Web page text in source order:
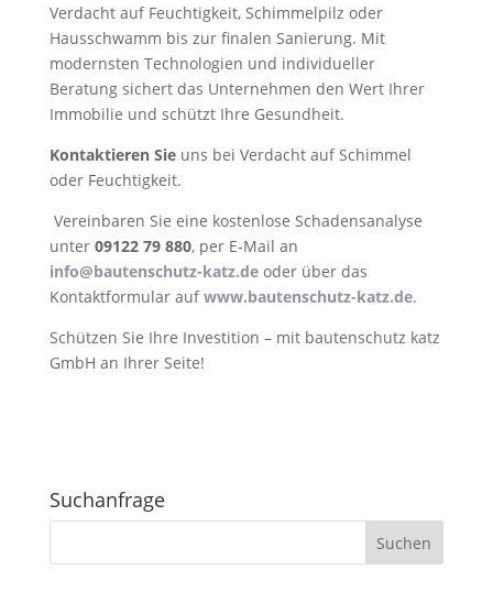
Verdacht auf Feuchtigkeit, Schimmelpilz oder
Hausschwamm bis zur finalen Sanierung. Mit
modernsten Technologien und individueller
Beratung sichert das Unternehmen den Wert Ihrer
Immobilie und schützt Ihre Gesundheit.
Kontaktieren Sie uns bei Verdacht auf Schimmel
oder Feuchtigkeit.
Vereinbaren Sie eine kostenlose Schadensanalyse
unter 09122 79 880, per E-Mail an
info@bautenschutz-katz.deoder über das
Kontaktformular aufwww.bautenschutz-katz.de.
Schützen Sie Ihre Investition – mit bautenschutz katz
GmbH an Ihrer Seite!
Suchanfrage